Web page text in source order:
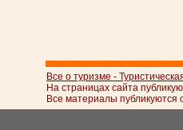
Все о туризме -
На страницах сайта
Все материалы публикуются